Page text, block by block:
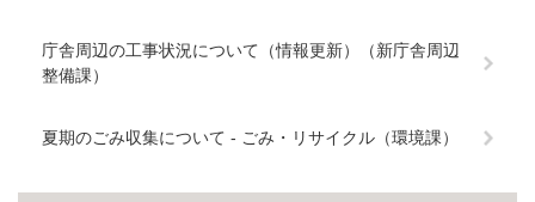
庁舎周辺の工事状況について（情報更新）（新庁舎周辺
整備課）
夏期のごみ収集について - ごみ・リサイクル（環境課）